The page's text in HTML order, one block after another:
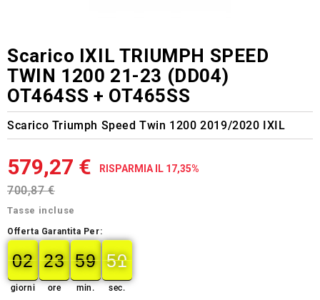
Scarico IXIL TRIUMPH SPEED
TWIN 1200 21-23 (DD04)
OT464SS + OT465SS
Scarico Triumph Speed Twin 1200 2019/2020 IXIL
579,27 € RISPARMIA IL 17,35%
700,87 €
Tasse incluse
Offerta Garantita Per:
02
02
00
giorni
23
23
00
ore
59
59
00
min.
50
50
51
sec.